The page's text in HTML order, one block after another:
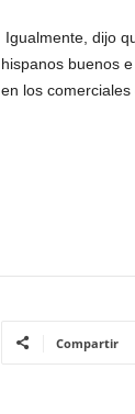
Igualmente, dijo
hispanos buenos
en los comerciales
Compartir